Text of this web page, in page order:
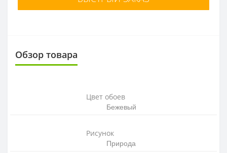
Обзор товара
Цвет обоев
Бежевый
Рисунок
Природа